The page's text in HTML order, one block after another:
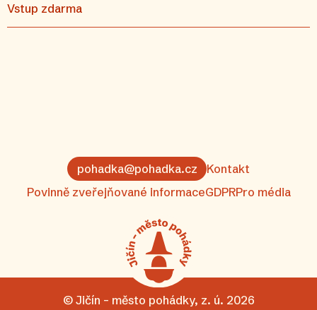
Vstup zdarma
pohadka@pohadka.cz
Kontakt
Povinně zveřejňované informaceGDPRPro média
© Jičín – město pohádky, z. ú. 2026